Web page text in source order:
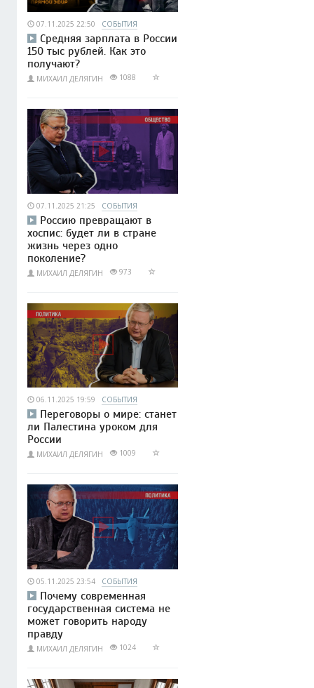
07.11.2025 22:50 СОБЫТИЯ
Средняя зарплата в России
150 тыс рублей. Как это
получают?
МИХАИЛ ДЕЛЯГИН 1088
07.11.2025 21:25 СОБЫТИЯ
Россию превращают в
хоспис: будет ли в стране
жизнь через одно
поколение?
МИХАИЛ ДЕЛЯГИН 973
06.11.2025 19:59 СОБЫТИЯ
Переговоры о мире: станет
ли Палестина уроком для
России
МИХАИЛ ДЕЛЯГИН 1009
05.11.2025 23:54 СОБЫТИЯ
Почему современная
государственная система не
может говорить народу
правду
МИХАИЛ ДЕЛЯГИН 1024